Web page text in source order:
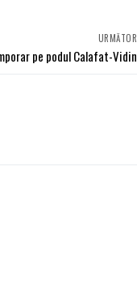
URMĂTOR
pe podul Calafat-Vidin